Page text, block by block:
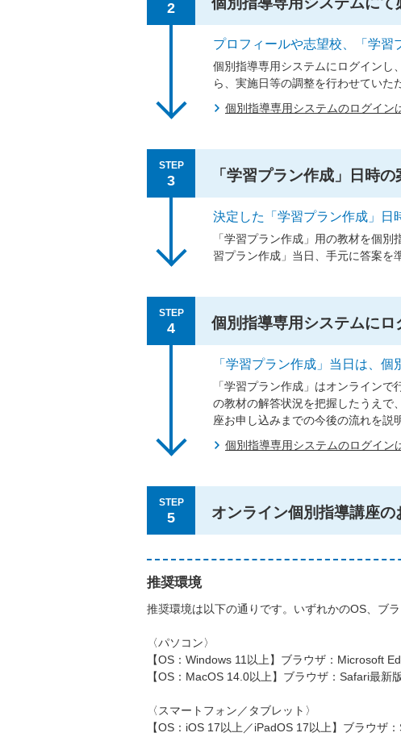
2
プロフィールや志望校、「学習
個別指導専用システムにログインし
ら、実施日等の調整を行わせていた
個別指導専用システムのログイン
STEP
3 「学習プラン作成」日時
決定した「学習プラン作成」日
「学習プラン作成」用の教材を個
習プラン作成」当日、手元に答案を
STEP
4 個別指導専用システムに
「学習プラン作成」当日は、
「学習プラン作成」はオンライン
の教材の解答状況を把握したうえで
座お申し込みまでの今後の流れを説
個別指導専用システムのログイン
STEP
5 オンライン個別指導講座
推奨環境
推奨環境は以下の通りです。いずれかのOS、ブ
〈パソコン〉
【OS：Windows 11以上】ブラウザ：Microsoft
【OS：MacOS 14.0以上】ブラウザ：Safari最新
〈スマートフォン／タブレット〉
【OS：iOS 17以上／iPadOS 17以上】ブラウザ